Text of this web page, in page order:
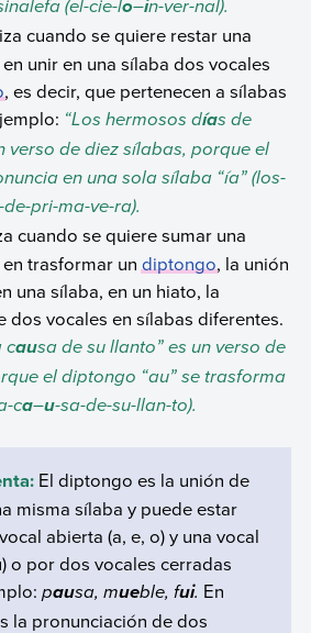
(el-cie-lo–in-ver-nal).
cuando se quiere restar una
unir en una sílaba dos vocales
, es decir, que pertenecen a sílabas
“Los hermosos días de
verso de diez sílabas, porque el
en una sola sílaba “ía” (los-
de-pri-ma-ve-ra).
cuando se quiere sumar una
trasformar undiptongo, la unión
una sílaba, en un hiato, la
dos vocales en sílabas diferentes.
causa de su llanto” es un verso de
el diptongo “au” se trasforma
ca–u-sa-de-su-llan-to).
El diptongo es la unión de
misma sílaba y puede estar
abierta (a, e, o) y una vocal
o por dos vocales cerradas
pausa, mueble, fui. En
la pronunciación de dos